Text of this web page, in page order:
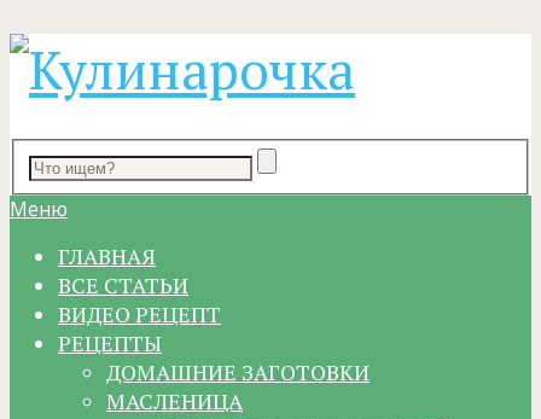
Меню
ГЛАВНАЯ
ВСЕ СТАТЬИ
ВИДЕО РЕЦЕПТ
РЕЦЕПТЫ
ДОМАШНИЕ ЗАГОТОВКИ
МАСЛЕНИЦА